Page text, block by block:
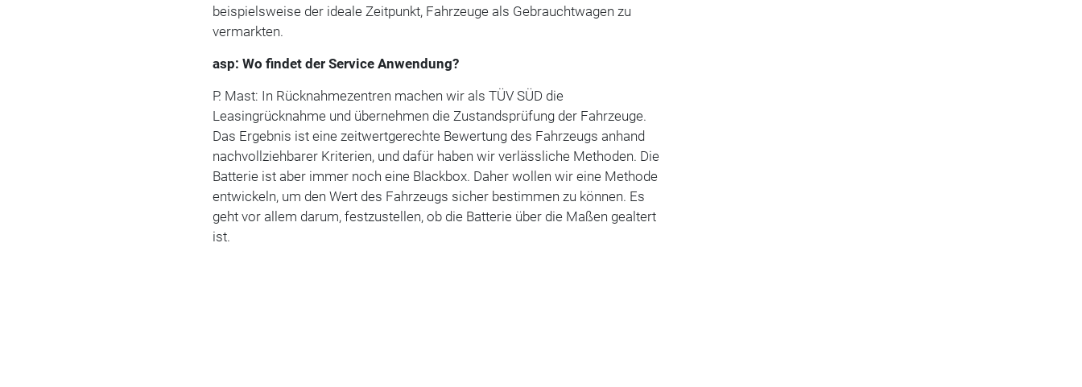
beispielsweise der ideale Zeitpunkt, Fahrzeuge als Gebrauchtwagen zu
vermarkten.
asp: Wo findet der Service Anwendung?
P. Mast: In Rücknahmezentren machen wir als TÜV SÜD die
Leasingrücknahme und übernehmen die Zustandsprüfung der Fahrzeuge.
Das Ergebnis ist eine zeitwertgerechte Bewertung des Fahrzeugs anhand
nachvollziehbarer Kriterien, und dafür haben wir verlässliche Methoden. Die
Batterie ist aber immer noch eine Blackbox. Daher wollen wir eine Methode
entwickeln, um den Wert des Fahrzeugs sicher bestimmen zu können. Es
geht vor allem darum, festzustellen, ob die Batterie über die Maßen gealtert
ist.